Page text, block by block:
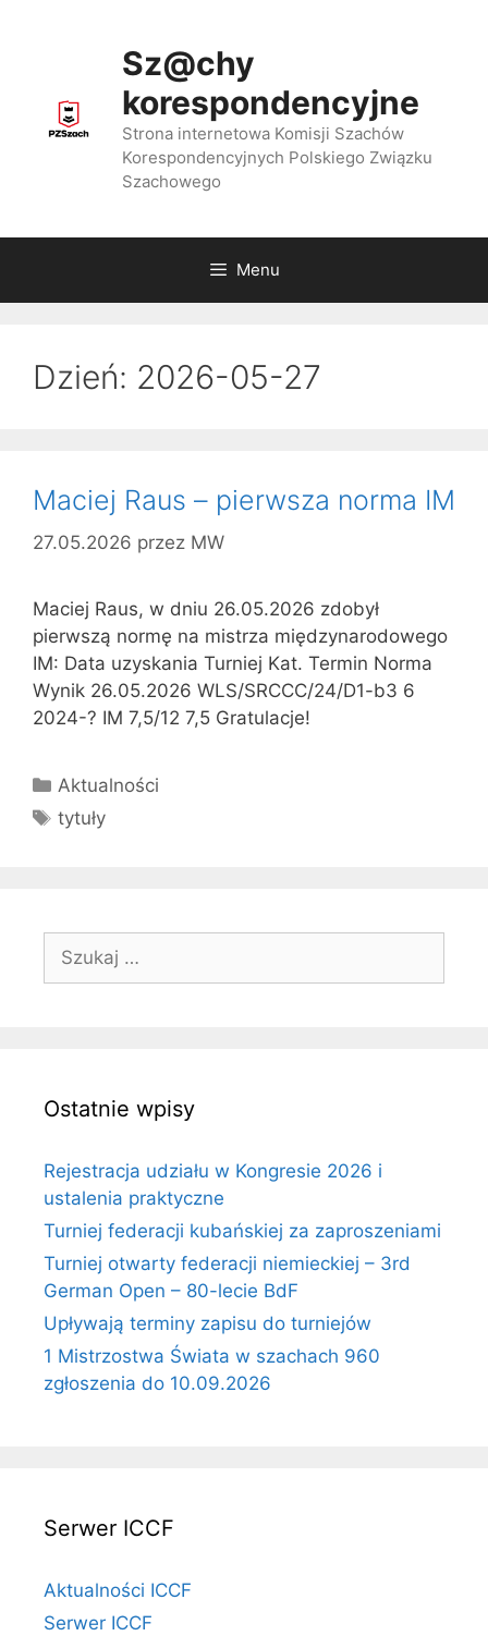
Sz@chy
korespondencyjne
Strona internetowa Komisji Szachów
Korespondencyjnych Polskiego Związku
Szachowego
Menu
Dzień: 2026-05-27
Maciej Raus – pierwsza norma IM
27.05.2026 przez MW
Maciej Raus, w dniu 26.05.2026 zdobył
pierwszą normę na mistrza międzynarodowego
IM: Data uzyskania Turniej Kat. Termin Norma
Wynik 26.05.2026 WLS/SRCCC/24/D1-b3 6
2024-? IM 7,5/12 7,5 Gratulacje!
Kategorie
Aktualności
Tagi
tytuły
Ostatnie wpisy
Rejestracja udziału w Kongresie 2026 i
ustalenia praktyczne
Turniej federacji kubańskiej za zaproszeniami
Turniej otwarty federacji niemieckiej – 3rd
German Open – 80-lecie BdF
Upływają terminy zapisu do turniejów
1 Mistrzostwa Świata w szachach 960
zgłoszenia do 10.09.2026
Serwer ICCF
Aktualności ICCF
Serwer ICCF